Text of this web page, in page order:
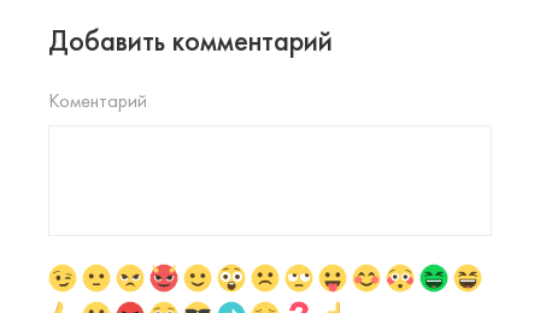
Добавить комментарий
Коментарий